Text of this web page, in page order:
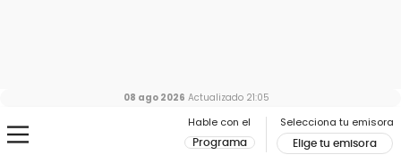
Hable con el
Programa
Selecciona tu emisora
Elige tu emisora
08 ago 2026 Actualizado 21:05